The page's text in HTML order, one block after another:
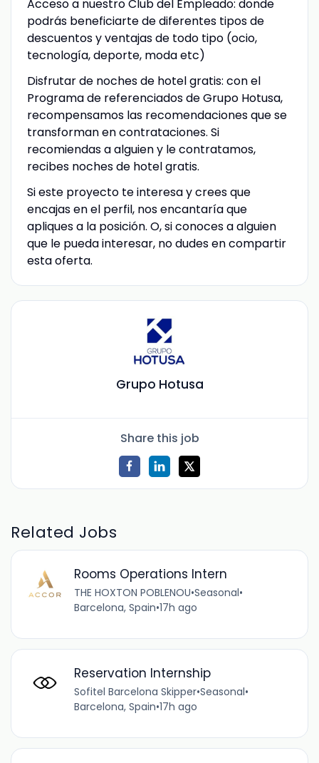
Acceso a nuestro Club del Empleado: donde
podrás beneficiarte de diferentes tipos de
descuentos y ventajas de todo tipo (ocio,
tecnología, deporte, moda etc)
Disfrutar de noches de hotel gratis: con el
Programa de referenciados de Grupo Hotusa,
recompensamos las recomendaciones que se
transforman en contrataciones. Si
recomiendas a alguien y le contratamos,
recibes noches de hotel gratis.
Si este proyecto te interesa y crees que
encajas en el perfil, nos encantaría que
apliques a la posición. O, si conoces a alguien
que le pueda interesar, no dudes en compartir
esta oferta.
Grupo Hotusa
Share this job
Related Jobs
Rooms Operations Intern
THE HOXTON POBLENOU•Seasonal•
Barcelona, Spain•17h ago
Reservation Internship
Sofitel Barcelona Skipper•Seasonal•
Barcelona, Spain•17h ago